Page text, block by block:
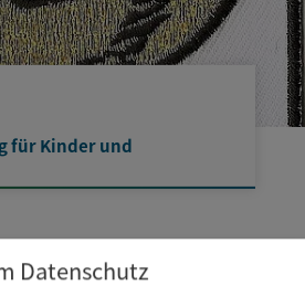
für Kinder und
Datenschutz